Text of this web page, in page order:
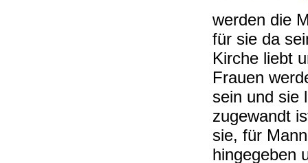
werden die
für sie da
Kirche liebt
Frauen
sein und sie
zugewandt
sie, für
hingegeben